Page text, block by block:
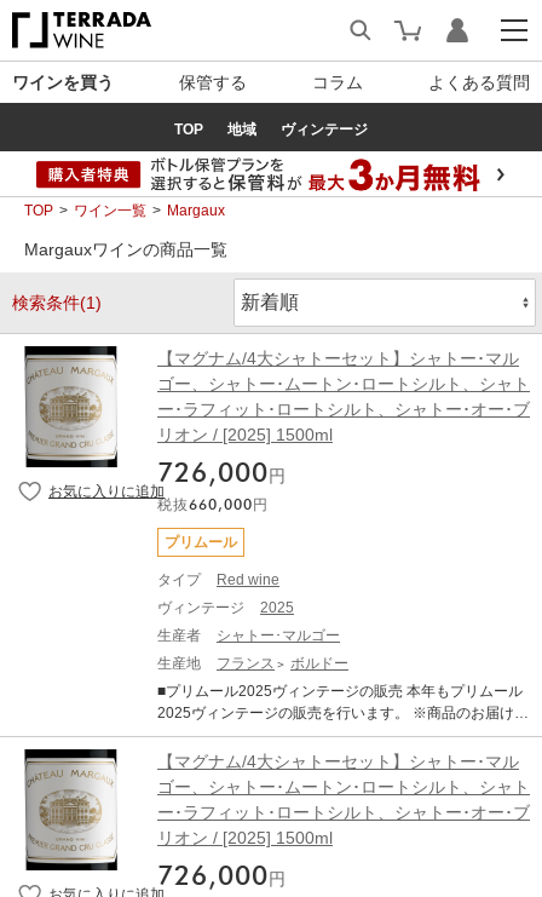
ワインを買う 保管する コラム よくある質問
TOP 地域 ヴィンテージ
TOP ワイン一覧 Margaux
Margauxワインの商品一覧
検索条件(1)
【マグナム/4大シャトーセット】シャトー･マル
ゴー、シャトー･ムートン･ロートシルト、シャト
ー･ラフィット･ロートシルト、シャトー･オー･ブ
リオン / [2025] 1500ml
726,000 円
税抜660,000 円
プリムール
タイプ
Red wine
ヴィンテージ
2025
生産者
シャトー･マルゴー
生産地
フランス
ボルドー
■プリムール2025ヴィンテージの販売 本年もプリムール
2025ヴィンテージの販売を行います。 ※商品のお届け予
定は2028年秋～2029年2月頃となります。 【マグナムサ
イズ販売企画】 プリムール2025の販売開始を記念いたし
まして、 人気の銘柄においてマグナムサイズ（1500ml）
の特別販売を数量限定で行います。 販売期間 7月21日
(火)～8月31日(月) ■商品について ワインの長期熟成にお
いて、一般的にボトルなどサイズが大きい方が、 よりゆ
っくりと優雅に熟成が進むといわれております。 プリム
ールだからこそできる1500mlのマグナムサイズ 4大シャ
【マグナム/4大シャトーセット】シャトー･マル
ゴー、シャトー･ムートン･ロートシルト、シャト
ー･ラフィット･ロートシルト、シャトー･オー･ブ
リオン / [2025] 1500ml
726,000 円